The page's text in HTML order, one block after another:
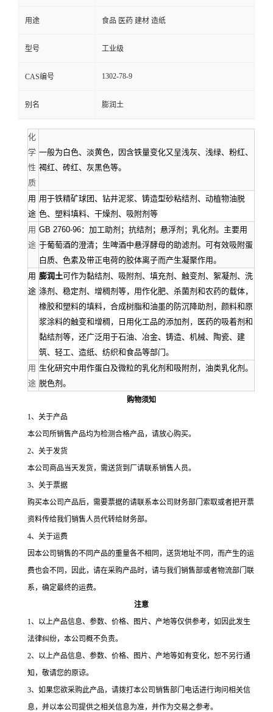
用途 食品 医药 建材 造纸
型号 工业级
CAS编号 1302-78-9
别名 膨润土
化
学
性
质
一般为白色、淡黄色，因含铁量变化又呈浅灰、浅绿、粉红、
褐红、砖红、灰黑色等。
用
途
用于铁精矿球团、钻井泥浆、铸造型砂粘结剂、动植物油脱
色、塑料填料、干燥剂、吸附剂等
用
途
GB 2760-96：加工助剂；抗结剂；悬浮剂；乳化剂。主要用
于葡萄酒的澄清；生啤酒中悬浮酵母的助滤剂。可有效吸附蛋
白质、色素及带正电荷的胶体离子而产生凝聚作用。
用
途
膨润土可作为黏结剂、吸附剂、填充剂、触变剂、絮凝剂、洗
涤剂、稳定剂、增稠剂等，用作化肥、杀菌剂和农药的载体，
橡胶和塑料的填料，合成树脂和油墨的防沉降助剂，颜料和原
浆涂料的触变和增稠，日用化工品的添加剂，医药的吸着剂和
黏结剂等，还广泛用于石油、冶金、铸造、机械、陶瓷、建
筑、轻工、造纸、纺织和食品等部门。
用
途
生化研究中用作蛋白及微粒的乳化剂和吸附剂，油类乳化剂。
脱色剂。
购物须知
1、关于产品
本公司所销售产品均为检测合格产品，请放心购买。
2、关于发货
本公司商品当天发货，需送货到厂请联系销售人员。
3、关于票据
购买本公司产品后，需要票据的请联系本公司财务部门索取或者把开票
资料传给我们销售人员代转给财务部。
4、关于运费
因本公司销售的不同产品的重量各不相同，送货地址不同，而产生的运
费也会不同，因此，请在采购产品时，请与我们销售部或者物流部门联
系，确定最终的运费。
注意
1、以上产品信息、参数、价格、图片、产地等仅供参考，如因此发生
法律纠纷，本公司概不负责。
2、以上产品信息、参数、价格、图片、产地等如有变化，恕不另行通
知，敬请您的原谅。
3、如果您欲采购此产品，请拨打本公司销售部门电话进行询问相关信
息，并以本公司提供之相关信息为准，并作为交易之参考。